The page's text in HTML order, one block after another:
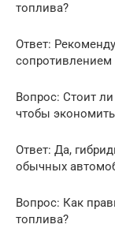
топлива?
Ответ:
сопротивлением
Вопрос: Стоит
чтобы
Ответ: Да,
обычных
Вопрос: Как
топлива?